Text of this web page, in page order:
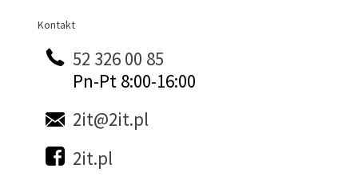
Kontakt
Kontakt
52 326 00 85
Pn-Pt 8:00-16:00
2it@2it.pl
2it.pl